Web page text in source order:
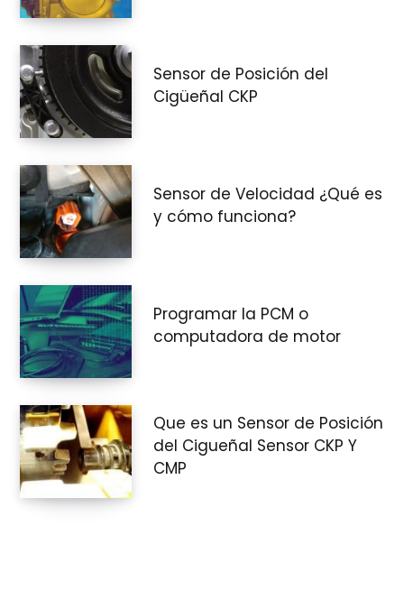
Sensor de Posición del
Cigüeñal CKP
Sensor de Velocidad ¿Qué es
y cómo funciona?
Programar la PCM o
computadora de motor
Que es un Sensor de Posición
del Cigueñal Sensor CKP Y
CMP